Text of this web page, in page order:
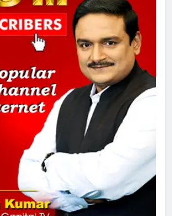
दिल्ली कोर्ट ने IRCTC घोटाले में आरोप
तय किए
SRN अस्पताल का नाम अमर शहीद ठाकुर
रोशन सिंह के नाम पर करने की मांग तेज
अमर शहीद ठाकुर रोशन सिंह के नाम पर
स्वरूप रानी नेहरू चिकित्सालय का
नामकरण करने की मांग को लेकर
अनिश्चितकालीन धरना शुरू